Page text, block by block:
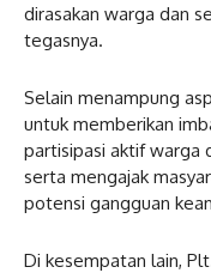
dirasakan warga dan
tegasnya.
Selain menampung
untuk memberikan
partisipasi aktif warga
serta mengajak
potensi gangguan
Di kesempatan lain,